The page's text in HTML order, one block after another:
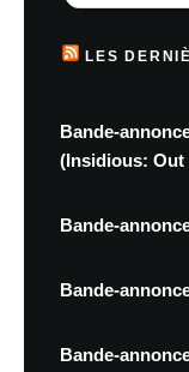
LES
Bande-
(Insidious: Out
Bande-
Bande-
Bande-